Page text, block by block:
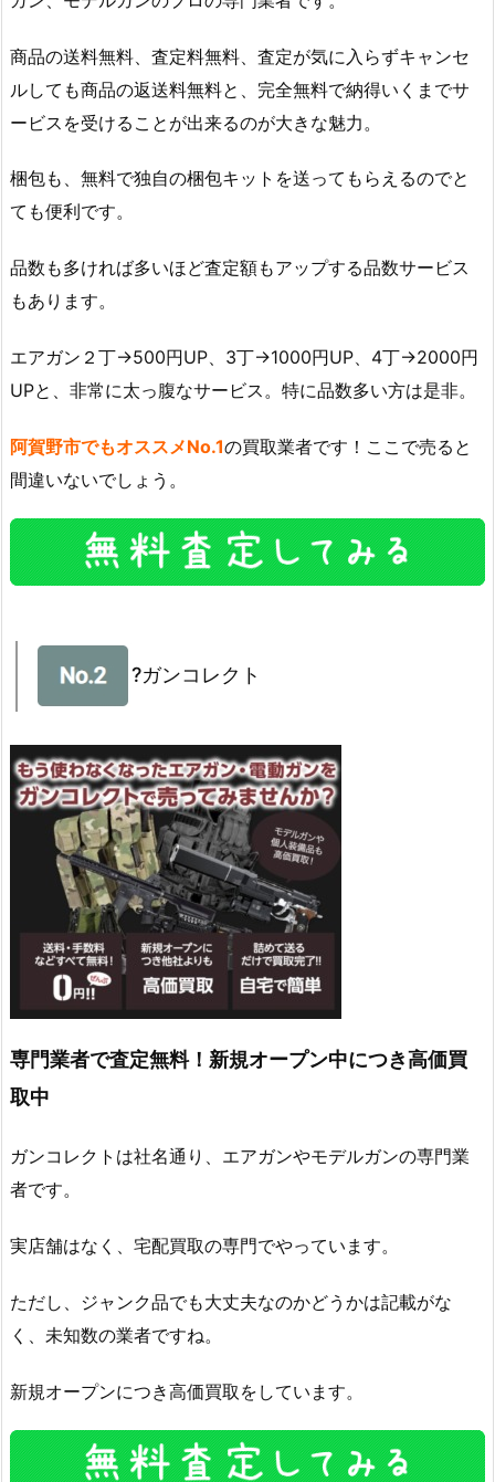
商品の送料無料、査定料無料、査定が気に入らずキャンセ
ルしても商品の返送料無料と、完全無料で納得いくまでサ
ービスを受けることが出来るのが大きな魅力。
梱包も、無料で独自の梱包キットを送ってもらえるのでと
ても便利です。
品数も多ければ多いほど査定額もアップする品数サービス
もあります。
エアガン２丁→500円UP、3丁→1000円UP、4丁→2000円
UPと、非常に太っ腹なサービス。特に品数多い方は是非。
阿賀野市でもオススメNo.1の買取業者です！ここで売ると
間違いないでしょう。
?ガンコレクト
専門業者で査定無料！新規オープン中につき高価買
取中
ガンコレクトは社名通り、エアガンやモデルガンの専門業
者です。
実店舗はなく、宅配買取の専門でやっています。
ただし、ジャンク品でも大丈夫なのかどうかは記載がな
く、未知数の業者ですね。
新規オープンにつき高価買取をしています。